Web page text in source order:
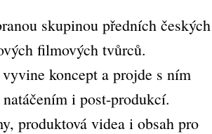
skupinou předních českých
filmových tvůrců.
koncept a projde s ním
i post-produkcí.
produktová videa i obsah pro